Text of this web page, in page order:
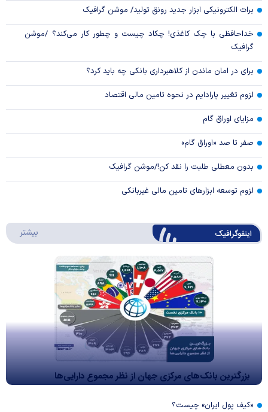
برات الکترونیکی ابزار جدید رونق تولید/ موشن گرافیک
خداحافظی با چک کاغذی! چکاد چیست و چطور کار می‌کند؟ /موشن
گرافیک
برای در امان ماندن از کلاهبرداری بانکی چه باید کرد؟
لزوم تغییر پارادایم در نحوه تامین مالی اقتصاد
مزایای اوراق گام
صفر تا صد «اوراق گام»
بدون معطلی طلبت را نقد کن!/موشن گرافیک
لزوم توسعه ابزارهای تامین مالی غیربانکی
اینفوگرافیک بیشتر
بزرگترین بانک‌های مرکزی جهان از نظر مجموع دارایی‌ها
«کیف پول ایران» چیست؟